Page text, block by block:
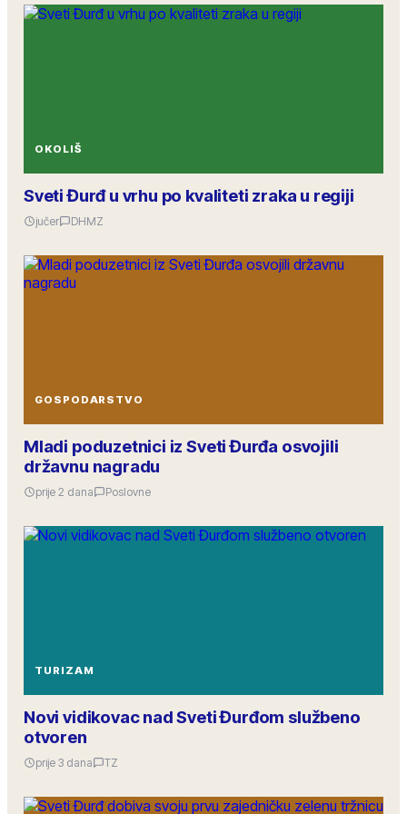
OKOLIŠ
Sveti Đurđ u vrhu po kvaliteti zraka u regiji
jučer DHMZ
GOSPODARSTVO
Mladi poduzetnici iz Sveti Đurđa osvojili
državnu nagradu
prije 2 dana Poslovne
TURIZAM
Novi vidikovac nad Sveti Đurđom službeno
otvoren
prije 3 dana TZ